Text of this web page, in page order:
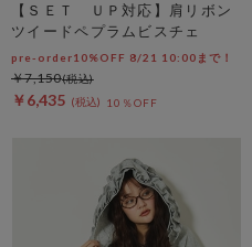
【ＳＥＴ ＵＰ対応】肩リボン
ツイードペプラムビスチェ
pre-order10%OFF 8/21 10:00まで！
￥6,435 10％OFF
￥7,150